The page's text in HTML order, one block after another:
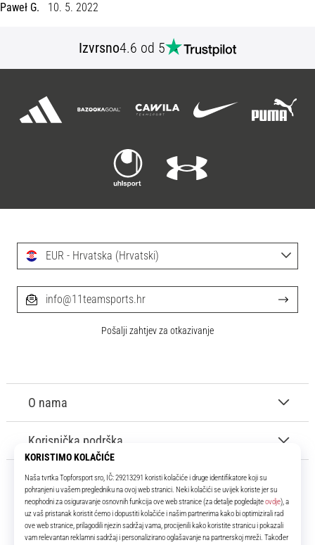
Paweł G. 10. 5. 2022
Izvrsno4.6 od 5
11teamsports.hr
Tvoj smo pouzdani suigrač već više od 16 godina! Cijelo to vrijeme
donosimo ti najbolje i najnovije proizvode iz svijeta nogometa.
O nama
Korisnička podrška
EUR - Hrvatska (Hrvatski)
info@11teamsports.hr
Pošalji zahtjev za otkazivanje